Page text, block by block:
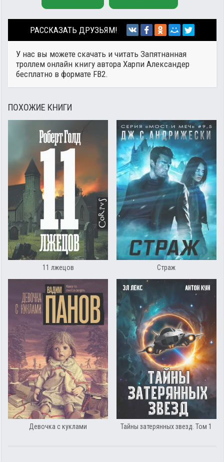
РАССКАЗАТЬ ДРУЗЬЯМ!
У нас вы можете скачать и читать Запятнанная
троллем онлайн книгу автора Харпи Александер
бесплатно в формате FB2.
ПОХОЖИЕ КНИГИ
11 лжецов Страж
Девочка с куклами Тайны затерянных звезд. Том 1